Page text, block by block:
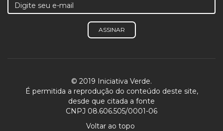
ASSINAR
© 2019 Iniciativa Verde.
É permitida a reprodução do conteúdo deste site,
desde que citada a fonte
CNPJ 08.606.505/0001-06
Voltar ao topo